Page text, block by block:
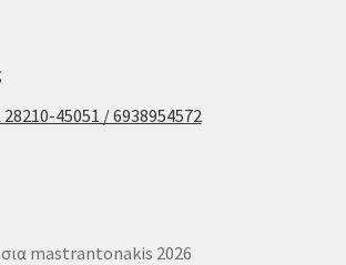
28210-45051 / 6938954572
mastrantonakis 2026